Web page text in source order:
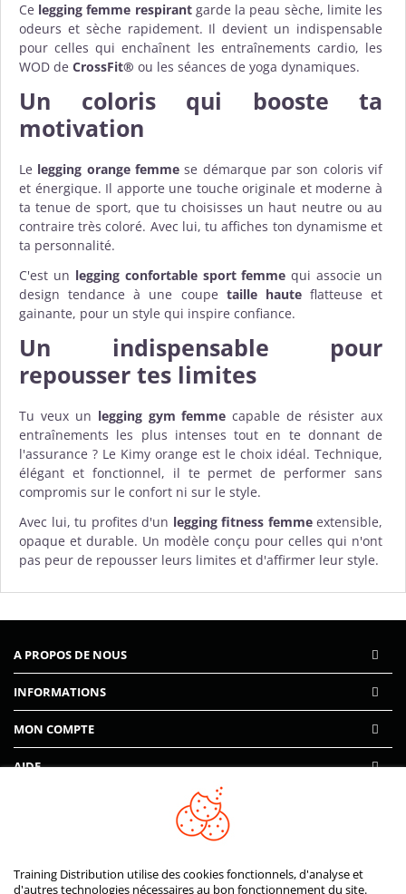
Ce legging femme respirantgarde la peau sèche, limite les
odeurs et sèche rapidement. Il devient un indispensable
pour celles qui enchaînent les entraînements cardio, les
WOD de CrossFit® ou les séances de yoga dynamiques.
Un coloris qui booste ta
motivation
Le legging orange femme se démarque par son coloris vif
et énergique. Il apporte une touche originale et moderne à
ta tenue de sport, que tu choisisses un haut neutre ou au
contraire très coloré. Avec lui, tu affiches ton dynamisme et
ta personnalité.
C'est un legging confortable sport femme qui associe un
design tendance à une coupe taille hauteflatteuse et
gainante, pour un style qui inspire confiance.
Un indispensable pour
repousser tes limites
Tu veux un legging gym femme capable de résister aux
entraînements les plus intenses tout en te donnant de
l'assurance ? Le Kimy orange est le choix idéal. Technique,
élégant et fonctionnel, il te permet de performer sans
compromis sur le confort ni sur le style.
Avec lui, tu profites d'un legging fitness femmeextensible,
opaque et durable. Un modèle conçu pour celles qui n'ont
pas peur de repousser leurs limites et d'affirmer leur style.
A PROPOS DE NOUS
INFORMATIONS
MON COMPTE
Training Distribution utilise des cookies fonctionnels, d'analyse et
d'autres technologies nécessaires au bon fonctionnement du site.
AIDE